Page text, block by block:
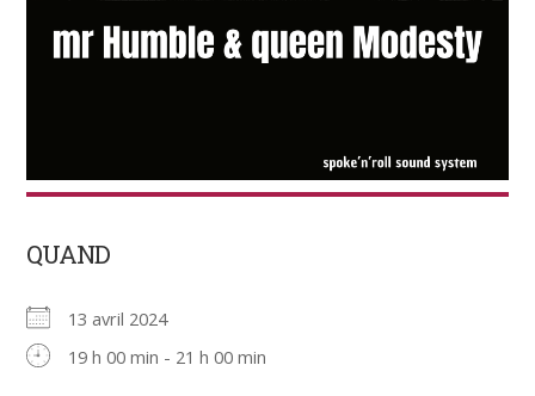
QUAND
13 avril 2024
19 h 00 min - 21 h 00 min